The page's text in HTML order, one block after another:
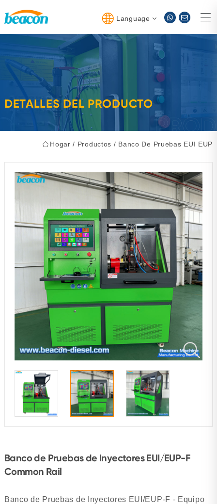
Language
DETALLES DEL PRODUCTO
Hogar / Productos / Banco De Pruebas EUI EUP
Banco de Pruebas de Inyectores EUI/EUP-F
Common Rail
Banco de Pruebas de Inyectores EUI/EUP-F - Equipo